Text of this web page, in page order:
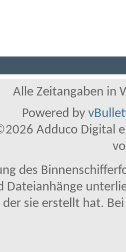
Alle Zeitangaben in
Powered by
Adduco Digital
des
Dateianhänge
der sie erstellt hat.